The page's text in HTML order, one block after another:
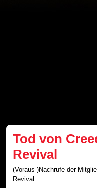
Tod von
Revival
(Voraus-)Nachrufe der
Revival.